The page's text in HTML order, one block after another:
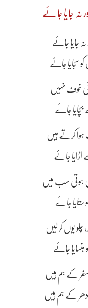
نہ جایا جائے
جایا جائے
سجایا جائے
خوف نہیں
جائے
کرتے ہیں
اڑایا جائے
ہوتی سب میں
ستایا جائے
یوں کر لیں
جائے
کے ہم ہیں
کے ہم ہیں